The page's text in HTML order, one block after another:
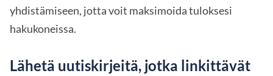
yhdistämiseen, jotta voit maksimoida tuloksesi
hakukoneissa.
Lähetä uutiskirjeitä, jotka linkittävät